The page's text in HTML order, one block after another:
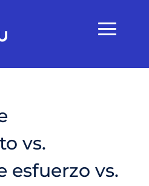
vs.
esfuerzo vs.